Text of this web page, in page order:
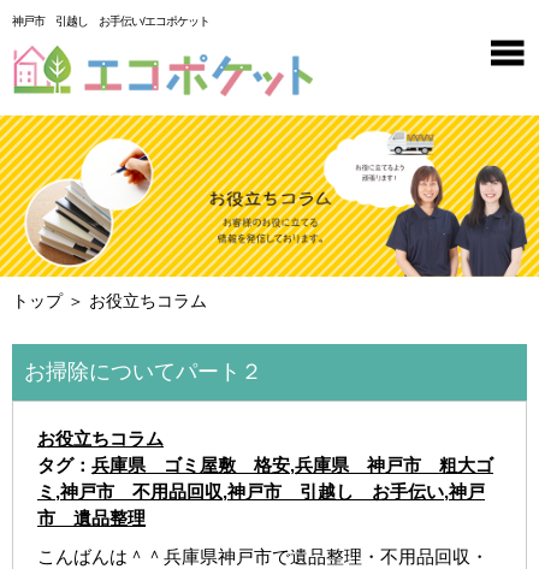
神戸市 引越し お手伝い/エコポケット
トップ＞ お役立ちコラム
お掃除についてパート２
お役立ちコラム
タグ： 兵庫県 ゴミ屋敷 格安,兵庫県 神戸市 粗大ゴ
ミ ,神戸市 不用品回収,神戸市 引越し お手伝い,神戸
市 遺品整理
こんばんは＾＾兵庫県神戸市で遺品整理・不用品回収・